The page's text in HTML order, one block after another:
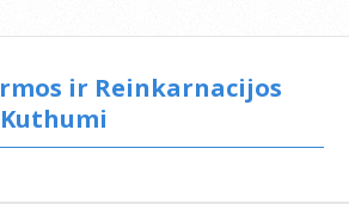
ir Reinkarnacijos